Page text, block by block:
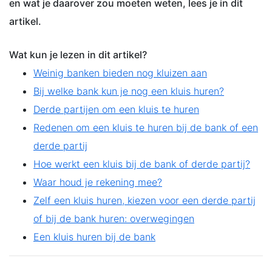
en wat je daarover zou moeten weten, lees je in dit
artikel.
Wat kun je lezen in dit artikel?
Weinig banken bieden nog kluizen aan
Bij welke bank kun je nog een kluis huren?
Derde partijen om een kluis te huren
Redenen om een kluis te huren bij de bank of een
derde partij
Hoe werkt een kluis bij de bank of derde partij?
Waar houd je rekening mee?
Zelf een kluis huren, kiezen voor een derde partij
of bij de bank huren: overwegingen
Een kluis huren bij de bank